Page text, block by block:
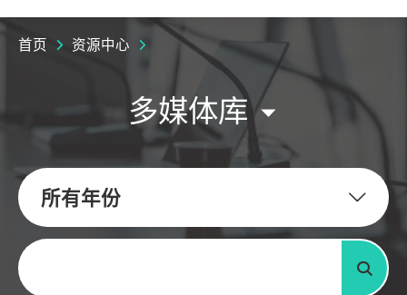
首页 资源中心
多媒体库
所有年份
关键字
搜寻